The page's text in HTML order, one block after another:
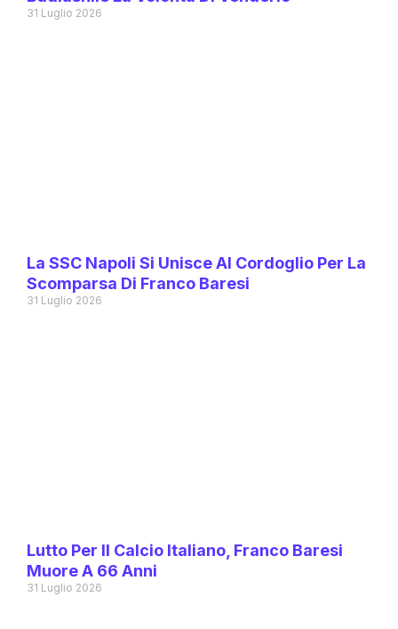
31 Luglio 2026
La SSC Napoli Si Unisce Al Cordoglio Per La
Scomparsa Di Franco Baresi
31 Luglio 2026
Lutto Per Il Calcio Italiano, Franco Baresi
Muore A 66 Anni
31 Luglio 2026